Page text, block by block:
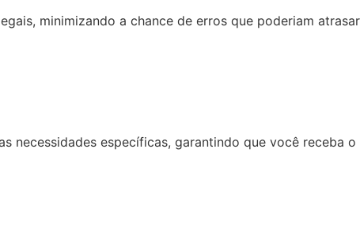
minimizando a chance de erros que poderiam atrasar
necessidades específicas, garantindo que você receba o